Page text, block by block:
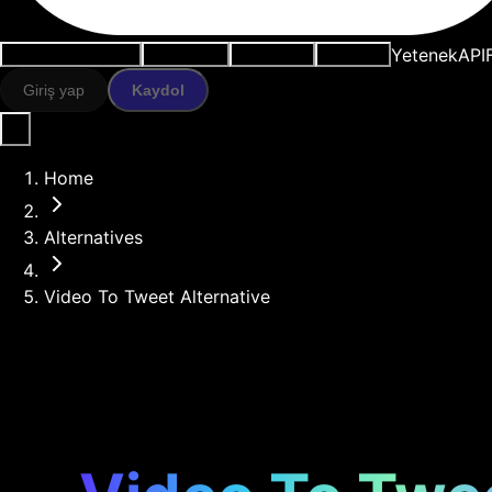
YetenekAPI
Giriş yap Kaydol
Home
Alternatives
Video To Tweet Alternative